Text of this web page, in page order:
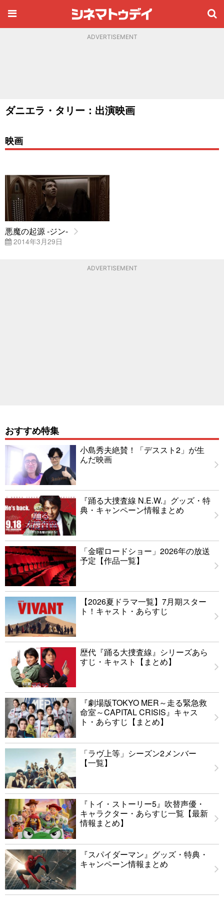
ADVERTISEMENT
ダニエラ・タリー：出演映画
映画
悪魔の起源 -ジン-
2014年3月29日
ADVERTISEMENT
おすすめ特集
小島秀夫絶賛！「デススト2」が生
んだ映画
『踊る大捜査線 N.E.W.』グッズ・特
典・キャンペーン情報まとめ
「金曜ロードショー」2026年の放送
予定【作品一覧】
【2026夏ドラマ一覧】7月期スター
ト！キャスト・あらすじ
歴代『踊る大捜査線』シリーズあら
すじ・キャスト【まとめ】
『劇場版TOKYO MER～走る緊急救
命室～CAPITAL CRISIS』キャス
ト・あらすじ【まとめ】
「ラヴ上等」シーズン2メンバー
【一覧】
『トイ・ストーリー5』吹替声優・
キャラクター・あらすじ一覧【最新
情報まとめ】
『スパイダーマン』グッズ・特典・
キャンペーン情報まとめ